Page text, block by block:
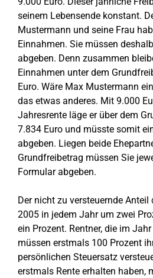
seinem Lebensende konstant.
Mustermann und seine Frau
Einnahmen. Sie müssen
abgeben. Denn zusammen
Einnahmen unter dem
Euro. Wäre Max Mustermann
das etwas anderes. Mit 9.000
Jahresrente läge er über dem
7.834 Euro und müsste somit
abgeben. Liegen beide
Grundfreibetrag müssen Sie
Formular abgeben.
Der nicht zu versteuernde Anteil
2005 in jedem Jahr um zwei
ein Prozent. Rentner, die im
müssen erstmals 100 Prozent
persönlichen Steuersatz
erstmals Rente erhalten haben,